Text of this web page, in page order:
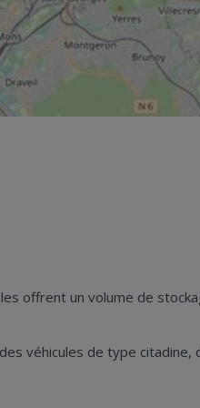
offrent un volume de
véhicules de type citadine,